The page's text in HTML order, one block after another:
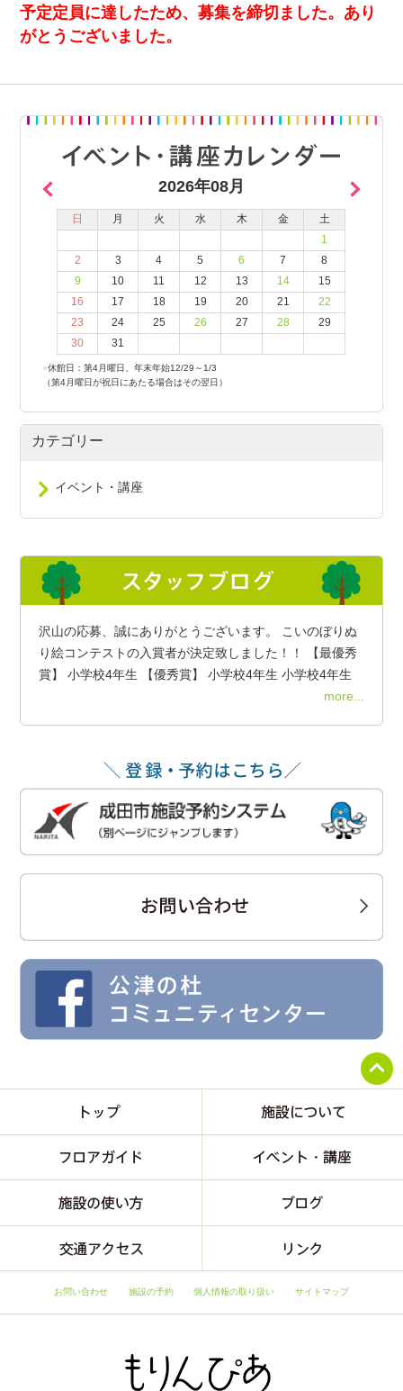
予定定員に達したため、募集を締切ました。あり
がとうございました。
2026年08月
日 月 火 水 木 金
土
1
2
3 4 5 6 7
8
9
10 11 12 13 14
15
16
17 18 19 20 21
22
23
24 25 26 27 28
29
30
31
●休館日：第4月曜日、年末年始12/29～1/3
（第4月曜日が祝日にあたる場合はその翌日）
カテゴリー
イベント・講座
沢山の応募、誠にありがとうございます。 こいのぼりぬ
り絵コンテストの入賞者が決定致しました！！ 【最優秀
賞】 小学校4年生 【優秀賞】 小学校4年生 小学校4年生
more...
お問い合わせ 施設の予約 個人情報の取り扱い サイトマップ